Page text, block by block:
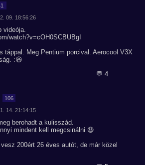
09. 18:56:26
videója.
watch?v=cOH0SCBUBgI
táppal. Meg Pentium porcival. Aerocool V3X
:😆
💬 4
106
14. 21:14:15
berohadt a kulisszád.
mindent kell megcsinálni 😆
200ért 26 éves autót, de már közel